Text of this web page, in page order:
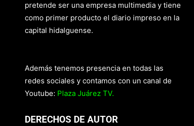
pretende ser una empresa multimedia y tiene
como primer producto el diario impreso en la
capital hidalguense.
Además tenemos presencia en todas las
redes sociales y contamos con un canal de
Youtube: Plaza Juárez TV.
DERECHOS DE AUTOR